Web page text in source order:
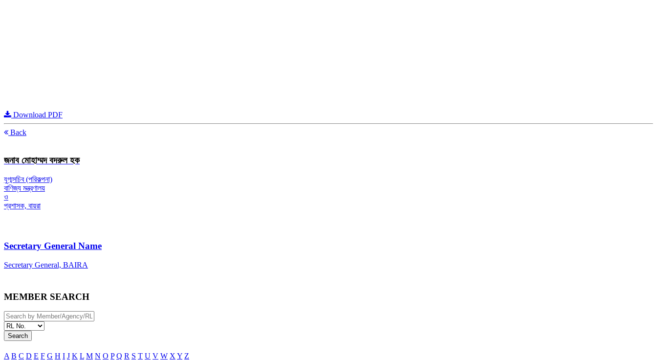
Download PDF
Back
জনাব মোহাম্মদ বদরুল হক
যুগ্মসচিব (পরিকল্পনা)
বাণিজ্য মন্ত্রণালয়
ও
প্রশাসক, বায়রা
Secretary General Name
Secretary General, BAIRA
MEMBER SEARCH
Search
A B C D E F G H I J K L M N O P Q R S T U V W XY Z